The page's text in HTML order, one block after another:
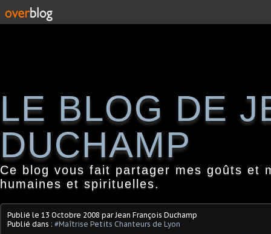
LE BLOG DE
DUCHAMP
Ce blog vous fait partager mes goûts et
humaines et spirituelles.
Publié le 13 Octobre 2008 par Jean François Duchamp
Publié dans : #Maîtrise Petits Chanteurs de Lyon